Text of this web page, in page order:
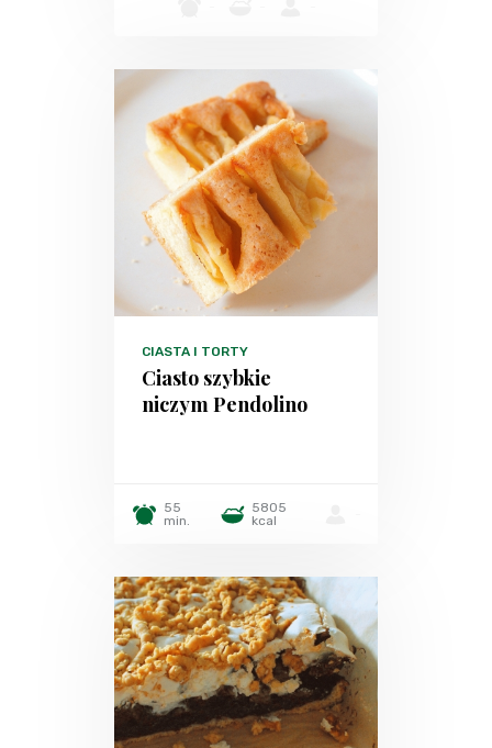
CIASTA I TORTY
Ciasto szybkie
niczym Pendolino
55
min.
5805
kcal